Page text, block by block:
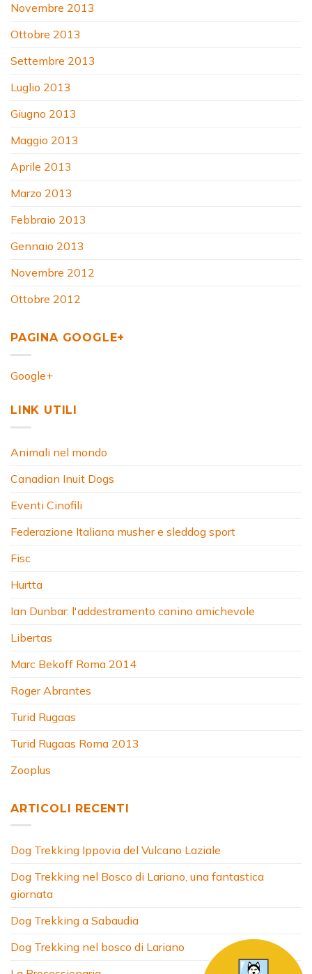
Novembre 2013
Ottobre 2013
Settembre 2013
Luglio 2013
Giugno 2013
Maggio 2013
Aprile 2013
Marzo 2013
Febbraio 2013
Gennaio 2013
Novembre 2012
Ottobre 2012
PAGINA GOOGLE+
Google+
LINK UTILI
Animali nel mondo
Canadian Inuit Dogs
Eventi Cinofili
Federazione Italiana musher e sleddog sport
Fisc
Hurtta
Ian Dunbar: l'addestramento canino amichevole
Libertas
Marc Bekoff Roma 2014
Roger Abrantes
Turid Rugaas
Turid Rugaas Roma 2013
Zooplus
ARTICOLI RECENTI
Dog Trekking Ippovia del Vulcano Laziale
Dog Trekking nel Bosco di Lariano, una fantastica
giornata
Dog Trekking a Sabaudia
Dog Trekking nel bosco di Lariano